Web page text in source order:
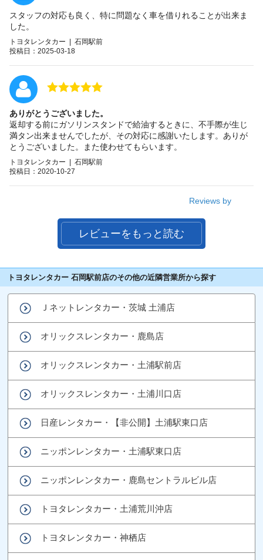
スタッフの対応も良く、特に問題なく車を借りれることが出来ま
した。
トヨタレンタカー | 石岡駅前
投稿日：2025-03-18
ありがとうございました。
返却する前にガソリンスタンドで給油するときに、不手際が生じ
満タン出来ませんでしたが、その対応に感謝いたします。ありが
とうございました。また使わせてもらいます。
トヨタレンタカー | 石岡駅前
投稿日：2020-10-27
Reviews by
レビューをもっと読む
トヨタレンタカー 石岡駅前店のその他の近隣営業所から探す
Ｊネットレンタカー・茨城 土浦店
オリックスレンタカー・鹿島店
オリックスレンタカー・土浦駅前店
オリックスレンタカー・土浦川口店
日産レンタカー・【非公開】土浦駅東口店
ニッポンレンタカー・土浦駅東口店
ニッポンレンタカー・鹿島セントラルビル店
トヨタレンタカー・土浦荒川沖店
トヨタレンタカー・神栖店